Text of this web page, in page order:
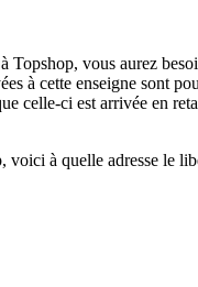
Topshop, vous aurez
à cette enseigne sont
celle-ci est arrivée en
voici à quelle adresse le